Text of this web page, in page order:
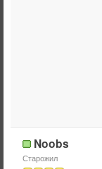
Noobs
Старожил